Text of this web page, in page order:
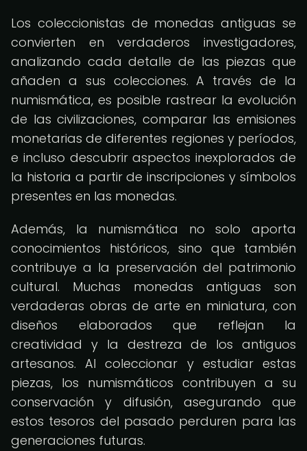
Los coleccionistas de monedas antiguas se
convierten en verdaderos investigadores,
analizando cada detalle de las piezas que
añaden a sus colecciones. A través de la
numismática, es posible rastrear la evolución
de las civilizaciones, comparar las emisiones
monetarias de diferentes regiones y períodos,
e incluso descubrir aspectos inexplorados de
la historia a partir de inscripciones y símbolos
presentes en las monedas.
Además, la numismática no solo aporta
conocimientos históricos, sino que también
contribuye a la preservación del patrimonio
cultural. Muchas monedas antiguas son
verdaderas obras de arte en miniatura, con
diseños elaborados que reflejan la
creatividad y la destreza de los antiguos
artesanos. Al coleccionar y estudiar estas
piezas, los numismáticos contribuyen a su
conservación y difusión, asegurando que
estos tesoros del pasado perduren para las
generaciones futuras.